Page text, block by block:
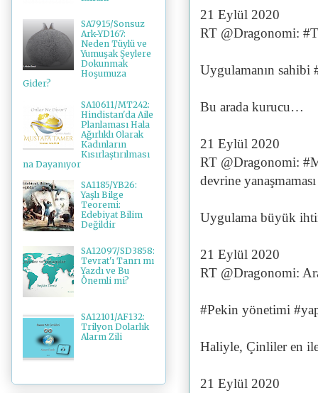
21 Eylül 2020
RT @Dragonomi:
Uygulamanın sahibi
Bu arada kurucu…
21 Eylül 2020
RT @Dragonomi:
devrine
Uygulama büyük
21 Eylül 2020
RT @Dragonomi:
#Pekin yönetimi
Haliyle, Çinliler en
21 Eylül 2020
SA7915/Sonsuz
Ark-YD167:
Neden Tüylü ve
Yumuşak Şeylere
Dokunmak
Hoşumuza
Gider?
SA10611/MT242:
Hindistan'da Aile
Planlaması Hala
Ağırlıklı Olarak
Kadınların
Kısırlaştırılması
na Dayanıyor
SA1185/YB26:
Yaşlı Bilge
Teoremi:
Edebiyat Bilim
Değildir
SA12097/SD3858:
Tevrat'ı Tanrı mı
Yazdı ve Bu
Önemli mi?
SA12101/AF132:
Trilyon Dolarlık
Alarm Zili